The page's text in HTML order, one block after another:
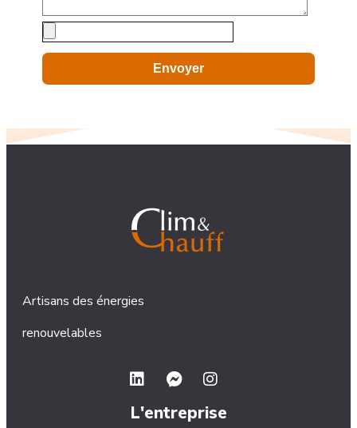
Artisans des énergies
renouvelables
L'entreprise